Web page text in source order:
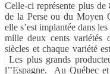
Celle-ci représente plus
de la Perse ou du Moyen
elle s’est implantée dans
mille deux cents
siècles et chaque variété
Les plus grands
l’’Espagne. Au Québec